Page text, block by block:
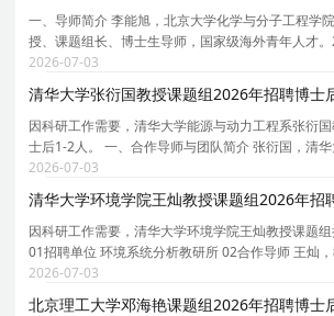
一、导师简介 李能旭，北京大学化学与分子工程学
授、课题组长、博士生导师，国家级海外青年人才
京大学材料科学与工程学院，师从周欢萍教授。
罗来纳教堂山分校黄劲松课题组任职博士后，2024-
2026-07-03
清华大学张衍国教授课题组2026年招聘博士
因科研工作需要，清华大学能源与动力工程系张衍
士后1-2人。 一、合作导师与团队简介 张衍国，清
长聘教授、博士生导师。课题组团队以资源、环境和
心，致力于可燃固废/生物质能源化/资源化、钙钛矿
2026-07-03
清华大学环境学院王灿教授课题组2026年招
因科研工作需要，清华大学环境学院王灿教授课题组
01招聘单位 环境系统分析教研所 02合作导师 王灿
容 依托课题组牵头负责的京津冀环境综合治理国家科
目，主要围绕人工智能驱动的温室气体排放精准核算
2026-07-03
北京理工大学邓海艳课题组2026年招聘博士